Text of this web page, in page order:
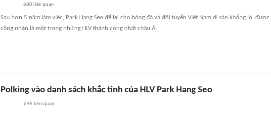
680liên quan
Sau hơn 5 năm làm việc, Park Hang Seo để lại cho bóng đá và đội tuyển Việt Nam di sản khổng lồ, được
công nhận là một trong những HLV thành công nhất châu Á.
Polking vào danh sách khắc tinh của HLV Park Hang Seo
645 liên quan